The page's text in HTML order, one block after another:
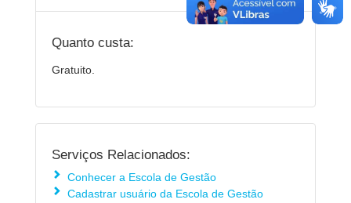
Quanto custa:
Gratuito.
Serviços Relacionados:
Conhecer a Escola de Gestão
Cadastrar usuário da Escola de Gestão